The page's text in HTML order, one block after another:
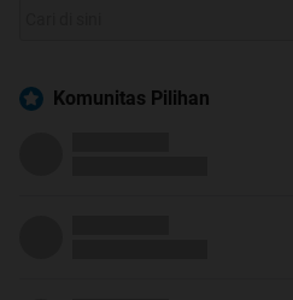
Komunitas Pilihan